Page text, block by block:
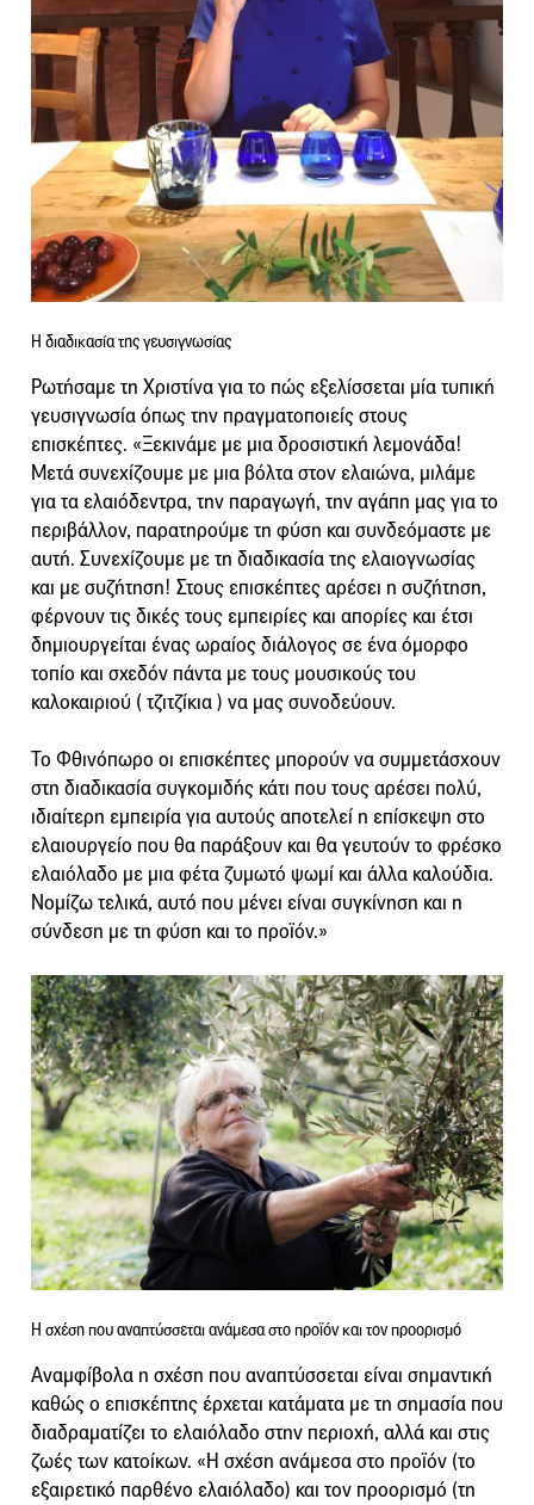
Η διαδικασία της γευσιγνωσίας
Ρωτήσαμε τη Χριστίνα για το πώς εξελίσσεται μία τυπική
γευσιγνωσία όπως την πραγματοποιείς στους
επισκέπτες. «Ξεκινάμε με μια δροσιστική λεμονάδα!
Μετά συνεχίζουμε με μια βόλτα στον ελαιώνα, μιλάμε
για τα ελαιόδεντρα, την παραγωγή, την αγάπη μας για το
περιβάλλον, παρατηρούμε τη φύση και συνδεόμαστε με
αυτή. Συνεχίζουμε με τη διαδικασία της ελαιογνωσίας
και με συζήτηση! Στους επισκέπτες αρέσει η συζήτηση,
φέρνουν τις δικές τους εμπειρίες και απορίες και έτσι
δημιουργείται ένας ωραίος διάλογος σε ένα όμορφο
τοπίο και σχεδόν πάντα με τους μουσικούς του
καλοκαιριού ( τζιτζίκια ) να μας συνοδεύουν.
Το Φθινόπωρο οι επισκέπτες μπορούν να συμμετάσχουν
στη διαδικασία συγκομιδής κάτι που τους αρέσει πολύ,
ιδιαίτερη εμπειρία για αυτούς αποτελεί η επίσκεψη στο
ελαιουργείο που θα παράξουν και θα γευτούν το φρέσκο
ελαιόλαδο με μια φέτα ζυμωτό ψωμί και άλλα καλούδια.
Νομίζω τελικά, αυτό που μένει είναι συγκίνηση και η
σύνδεση με τη φύση και το προϊόν.»
Η σχέση που αναπτύσσεται ανάμεσα στο προϊόν και τον προορισμό
Αναμφίβολα η σχέση που αναπτύσσεται είναι σημαντική
καθώς ο επισκέπτης έρχεται κατάματα με τη σημασία που
διαδραματίζει το ελαιόλαδο στην περιοχή, αλλά και στις
ζωές των κατοίκων. «Η σχέση ανάμεσα στο προϊόν (το
εξαιρετικό παρθένο ελαιόλαδο) και τον προορισμό (τη